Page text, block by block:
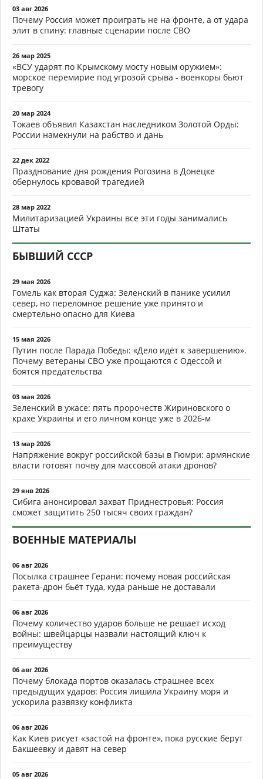
03 авг 2026
Почему Россия может проиграть не на фронте, а от удара
элит в спину: главные сценарии после СВО
26 мар 2025
«ВСУ ударят по Крымскому мосту новым оружием»:
морское перемирие под угрозой срыва - военкоры бьют
тревогу
20 мар 2024
Токаев объявил Казахстан наследником Золотой Орды:
России намекнули на рабство и дань
22 дек 2022
Празднование дня рождения Рогозина в Донецке
обернулось кровавой трагедией
28 мар 2022
Милитаризацией Украины все эти годы занимались
Штаты
БЫВШИЙ СССР
29 мая 2026
Гомель как вторая Суджа: Зеленский в панике усилил
север, но переломное решение уже принято и
смертельно опасно для Киева
15 мая 2026
Путин после Парада Победы: «Дело идёт к завершению».
Почему ветераны СВО уже прощаются с Одессой и
боятся предательства
03 мая 2026
Зеленский в ужасе: пять пророчеств Жириновского о
крахе Украины и его личном конце уже в 2026-м
13 мар 2026
Напряжение вокруг российской базы в Гюмри: армянские
власти готовят почву для массовой атаки дронов?
29 янв 2026
Сибига анонсировал захват Приднестровья: Россия
сможет защитить 250 тысяч своих граждан?
ВОЕННЫЕ МАТЕРИАЛЫ
06 авг 2026
Посылка страшнее Герани: почему новая российская
ракета-дрон бьёт туда, куда раньше не доставали
06 авг 2026
Почему количество ударов больше не решает исход
войны: швейцарцы назвали настоящий ключ к
преимуществу
06 авг 2026
Почему блокада портов оказалась страшнее всех
предыдущих ударов: Россия лишила Украину моря и
ускорила развязку конфликта
06 авг 2026
Как Киев рисует «застой на фронте», пока русские берут
Бакшеевку и давят на север
05 авг 2026